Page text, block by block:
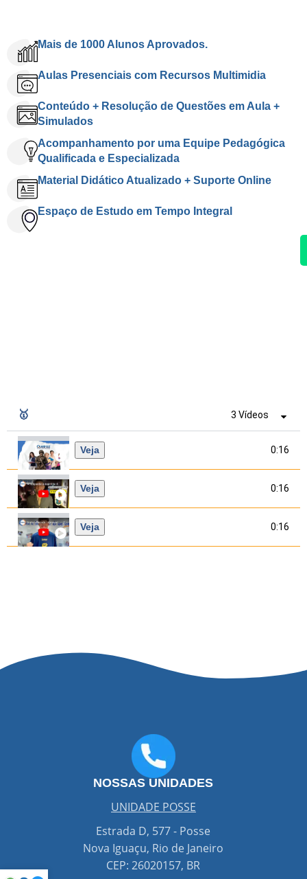
Mais de 1000 Alunos Aprovados.
Aulas Presenciais com Recursos Multimidia
Conteúdo + Resolução de Questões em Aula +
Simulados
Acompanhamento por uma Equipe Pedagógica
Qualificada e Especializada
Material Didático Atualizado + Suporte Online
Espaço de Estudo em Tempo Integral
🥇 3 Vídeos
Veja 0:16
Veja 0:16
Veja 0:16
NOSSAS UNIDADES
UNIDADE POSSE
Estrada D, 577 - Posse
Nova Iguaçu, Rio de Janeiro
CEP: 26020157, BR